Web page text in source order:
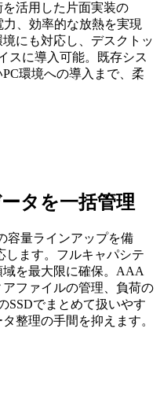
活用した片面実装の
、効率的な放熱を実現
境にも対応し、デスクトッ
スに導入可能。既存シス
環境への導入まで、柔
タを一括管理
容量ラインアップを備
します。フルキャパシテ
を最大限に確保。AAA
ファイルの管理、負荷の
SSDでまとめて扱いやす
整理の手間を抑えます。